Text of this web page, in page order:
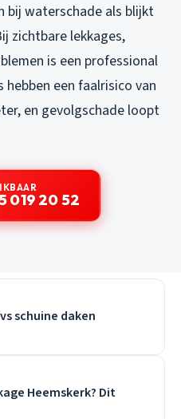
bij waterschade als blijkt
zichtbare lekkages,
is een professional
hebben een faalrisico van
en gevolgschade loopt
019 20 52
schuine daken
Heemskerk? Dit